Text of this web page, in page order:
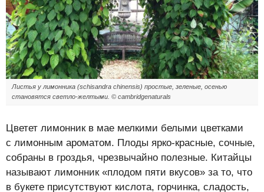
Листья у лимонника (schisandra chinensis) простые, зеленые, осенью
становятся светло-желтыми. © cambridgenaturals
Цветет лимонник в мае мелкими белыми цветками
с лимонным ароматом. Плоды ярко-красные, сочные,
собраны в гроздья, чрезвычайно полезные. Китайцы
называют лимонник «плодом пяти вкусов» за то, что
в букете присутствуют кислота, горчинка, сладость,